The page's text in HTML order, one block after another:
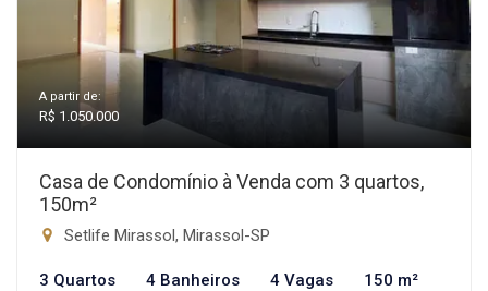
A partir de:
R$ 1.050.000
Casa de Condomínio à Venda com 3 quartos,
150m²
Setlife Mirassol, Mirassol-SP
3 Quartos 4 Banheiros 4 Vagas 150 m²